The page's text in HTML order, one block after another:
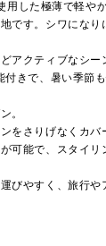
した極薄で軽や
です。シワにな
アクティブなシー
きで、暑い季節も
。
をさりげなくカ
可能で、スタイ
びやすく、旅行